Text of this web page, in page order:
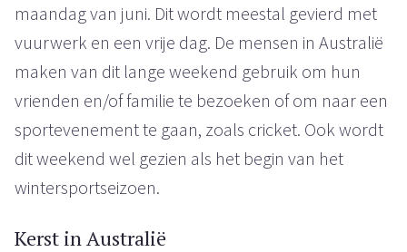
maandag van juni. Dit wordt meestal gevierd met
vuurwerk en een vrije dag. De mensen in Australië
maken van dit lange weekend gebruik om hun
vrienden en/of familie te bezoeken of om naar een
sportevenement te gaan, zoals cricket. Ook wordt
dit weekend wel gezien als het begin van het
wintersportseizoen.
Kerst in Australië